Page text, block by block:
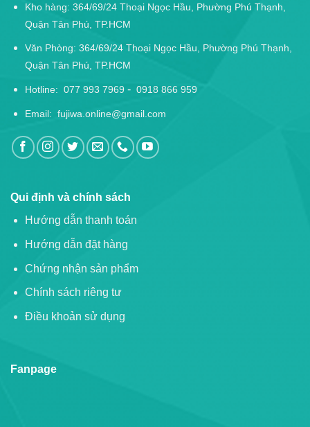
Kho hàng: 364/69/24 Thoại Ngọc Hầu, Phường Phú Thạnh,
Quận Tân Phú, TP.HCM
Văn Phòng: 364/69/24 Thoại Ngọc Hầu, Phường Phú Thạnh,
Quận Tân Phú, TP.HCM
Hotline: 077 993 7969- 0918 866 959
Email: fujiwa.online@gmail.com
Qui định và chính sách
Hướng dẫn thanh toán
Hướng dẫn đặt hàng
Chứng nhận sản phẩm
Chính sách riêng tư
Điều khoản sử dụng
Fanpage